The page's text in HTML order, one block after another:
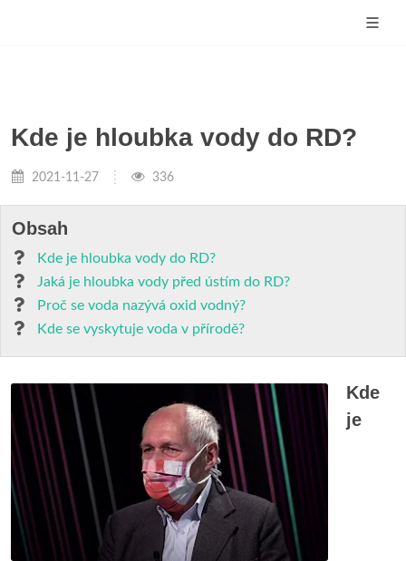
Kde je hloubka vody do RD?
2021-11-27 336
Obsah
Kde je hloubka vody do RD?
Jaká je hloubka vody před ústím do RD?
Proč se voda nazývá oxid vodný?
Kde se vyskytuje voda v přírodě?
Kde
je